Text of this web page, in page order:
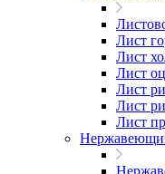
Лист
Лист
Лист
Лист
Лист
Лист